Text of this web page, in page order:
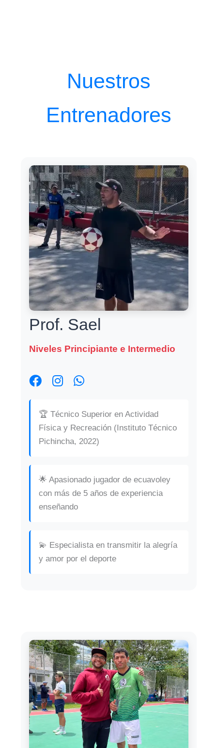
Nuestros
Entrenadores
Prof. Sael
Niveles Principiante e Intermedio
🏆 Técnico Superior en Actividad
Física y Recreación (Instituto Técnico
Pichincha, 2022)
🌟 Apasionado jugador de ecuavoley
con más de 5 años de experiencia
enseñando
💫 Especialista en transmitir la alegría
y amor por el deporte